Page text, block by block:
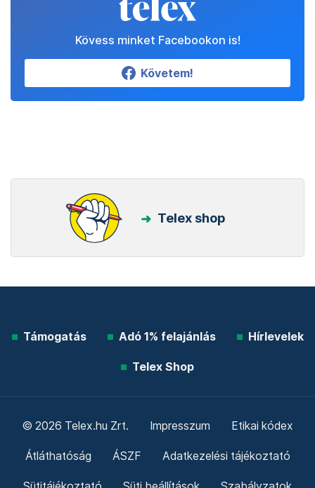
Kövess minket Facebookon is!
Követem!
Telex shop
Támogatás Adó 1% felajánlás Hírlevelek
Telex Shop
© 2026 Telex.hu Zrt. Impresszum Etikai kódex
Átláthatóság ÁSZF Adatkezelési tájékoztató